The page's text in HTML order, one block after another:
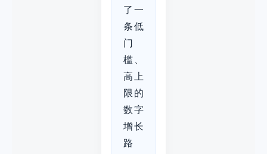
了一
条低
门
槛、
高上
限的
数字
增长
路